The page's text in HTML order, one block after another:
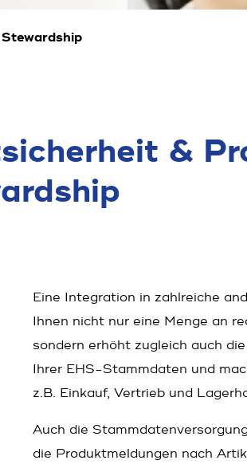
&
Eine Integration in zahlreiche
Ihnen nicht nur eine Menge an
sondern erhöht zugleich auch
Ihrer EHS-Stammdaten und
z.B. Einkauf, Vertrieb und
Auch die
die Produktmeldungen nach